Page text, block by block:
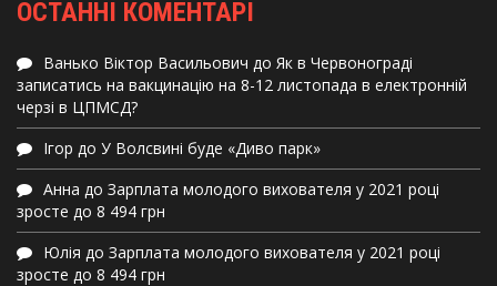
ОСТАННІ КОМЕНТАРІ
Ванько Віктор Васильович до Як в Червонограді
записатись на вакцинацію на 8-12 листопада в електронній
черзі в ЦПМСД?
Ігор до У Волсвині буде «Диво парк»
Анна до Зарплата молодого вихователя у 2021 році
зросте до 8 494 грн
Юлія до Зарплата молодого вихователя у 2021 році
зросте до 8 494 грн